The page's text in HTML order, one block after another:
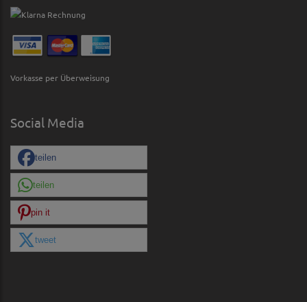
Vorkasse per Überweisung
Social Media
teilen
teilen
pin it
tweet